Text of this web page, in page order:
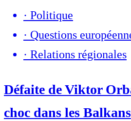
· Politique
· Questions
· Relations régionales
Défaite de Viktor
choc dans les Balkans